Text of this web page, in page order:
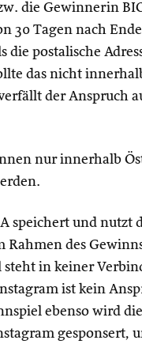
die Gewinnerin
30 Tagen nach
die postalische
das nicht
der Anspruch
nur innerhalb
speichert und nutzt
Rahmen des
steht in keiner
ist kein
ebenso wird
gesponsert,